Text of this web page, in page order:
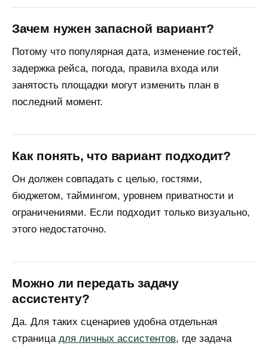
Зачем нужен запасной вариант?
Потому что популярная дата, изменение гостей,
задержка рейса, погода, правила входа или
занятость площадки могут изменить план в
последний момент.
Как понять, что вариант подходит?
Он должен совпадать с целью, гостями,
бюджетом, таймингом, уровнем приватности и
ограничениями. Если подходит только визуально,
этого недостаточно.
Можно ли передать задачу
ассистенту?
Да. Для таких сценариев удобна отдельная
страница для личных ассистентов, где задача